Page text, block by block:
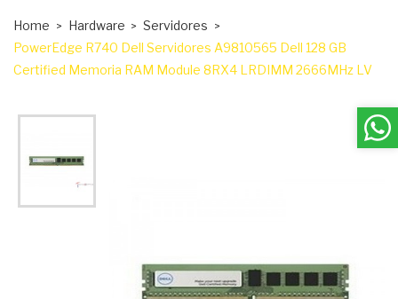
Home Hardware
Servidores
PowerEdge R740 Dell Servidores A9810565 Dell 128 GB
Certified Memoria RAM Module 8RX4 LRDIMM 2666MHz LV